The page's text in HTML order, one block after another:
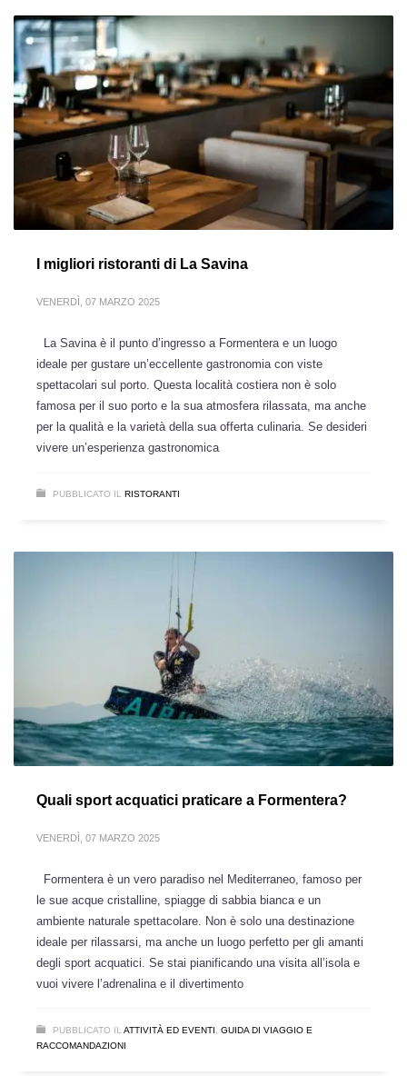
I migliori ristoranti di La Savina
VENERDÌ, 07 MARZO 2025
La Savina è il punto d’ingresso a Formentera e un luogo
ideale per gustare un’eccellente gastronomia con viste
spettacolari sul porto. Questa località costiera non è solo
famosa per il suo porto e la sua atmosfera rilassata, ma anche
per la qualità e la varietà della sua offerta culinaria. Se desideri
vivere un’esperienza gastronomica
PUBBLICATO IL RISTORANTI
Quali sport acquatici praticare a Formentera?
VENERDÌ, 07 MARZO 2025
Formentera è un vero paradiso nel Mediterraneo, famoso per
le sue acque cristalline, spiagge di sabbia bianca e un
ambiente naturale spettacolare. Non è solo una destinazione
ideale per rilassarsi, ma anche un luogo perfetto per gli amanti
degli sport acquatici. Se stai pianificando una visita all’isola e
vuoi vivere l’adrenalina e il divertimento
PUBBLICATO IL ATTIVITÀ ED EVENTI, GUIDA DI VIAGGIO E
RACCOMANDAZIONI